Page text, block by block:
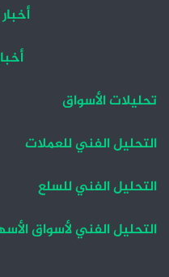
تحليلات الأسواق
التحليل الفني للعملات
التحليل الفني للسلع
التحليل الفني لأسواق